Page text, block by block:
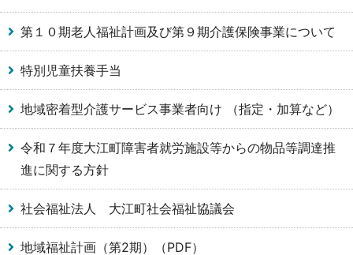
第１０期老人福祉計画及び第９期介護保険事業について
特別児童扶養手当
地域密着型介護サービス事業者向け （指定・加算など）
令和７年度大江町障害者就労施設等からの物品等調達推
進に関する方針
社会福祉法人 大江町社会福祉協議会
地域福祉計画（第2期）（PDF）